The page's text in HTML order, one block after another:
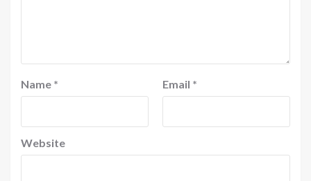
Name * Email *
Website